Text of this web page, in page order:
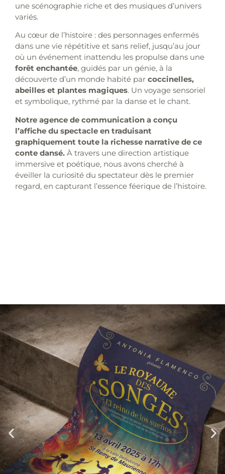
une scénographie riche et des musiques d’univers
variés.
Au cœur de l’histoire : des personnages enfermés
dans une vie répétitive et sans relief, jusqu’au jour
où un événement inattendu les propulse dans une
forêt enchantée, guidés par un génie, à la
découverte d’un monde habité par coccinelles,
abeilles et plantes magiques. Un voyage sensoriel
et symbolique, rythmé par la danse et le chant.
Notre agence de communication a conçu
l’affiche du spectacle en traduisant
graphiquement toute la richesse narrative de ce
conte dansé. À travers une direction artistique
immersive et poétique, nous avons cherché à
éveiller la curiosité du spectateur dès le premier
regard, en capturant l’essence féerique de l’histoire.